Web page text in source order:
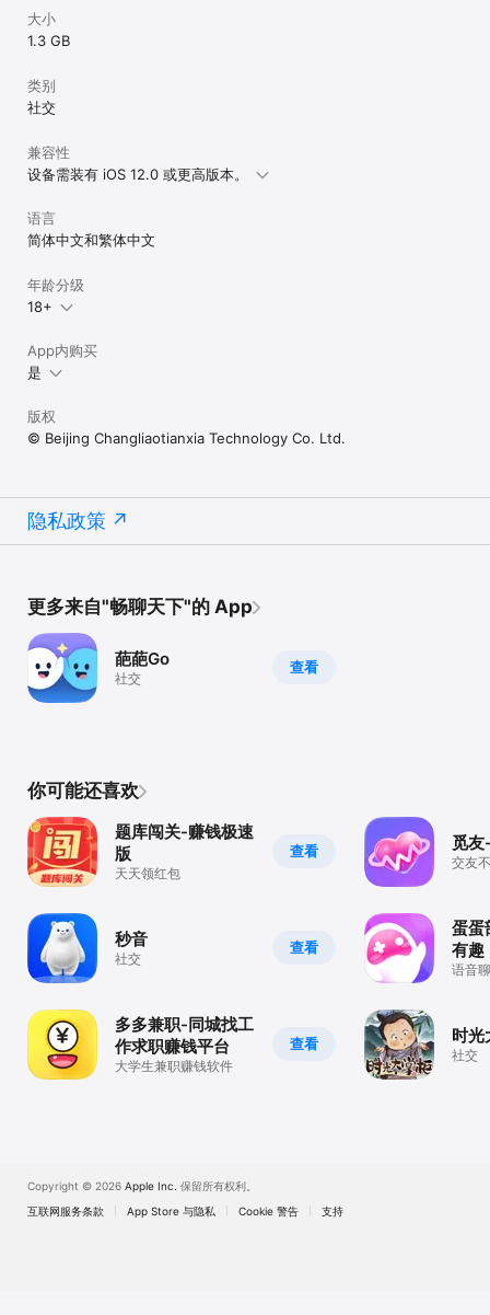
大小
1.3 GB
类别
社交
兼容性
设备需装有 iOS 12.0 或更高版本。
语言
简体中文和繁体中文
年龄分级
18+
App内购买
是
版权
© Beijing Changliaotianxia Technology Co. Ltd.
隐私政策
更多来自"畅聊天下"的 App
查看
葩葩Go
社交
你可能还喜欢
查看
题库闯关-赚钱极速
版
天天领红包
查看
秒音
社交
查看
多多兼职-同城找工
作求职赚钱平台
大学生兼职赚钱软件
觅友
交友
蛋蛋
有趣
语音
时光
社交
Copyright © 2026 Apple Inc. 保留所有权利。
互联网服务条款
App Store 与隐私 Cookie 警告 支持